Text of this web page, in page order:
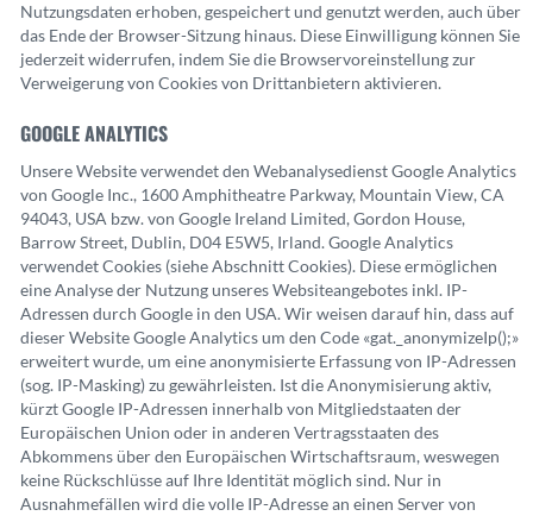
Nutzungsdaten erhoben, gespeichert und genutzt werden, auch über
das Ende der Browser-Sitzung hinaus. Diese Einwilligung können Sie
jederzeit widerrufen, indem Sie die Browservoreinstellung zur
Verweigerung von Cookies von Drittanbietern aktivieren.
GOOGLE ANALYTICS
Unsere Website verwendet den Webanalysedienst Google Analytics
von Google Inc., 1600 Amphitheatre Parkway, Mountain View, CA
94043, USA bzw. von Google Ireland Limited, Gordon House,
Barrow Street, Dublin, D04 E5W5, Irland. Google Analytics
verwendet Cookies (siehe Abschnitt Cookies). Diese ermöglichen
eine Analyse der Nutzung unseres Websiteangebotes inkl. IP-
Adressen durch Google in den USA. Wir weisen darauf hin, dass auf
dieser Website Google Analytics um den Code «gat._anonymizeIp();»
erweitert wurde, um eine anonymisierte Erfassung von IP-Adressen
(sog. IP-Masking) zu gewährleisten. Ist die Anonymisierung aktiv,
kürzt Google IP-Adressen innerhalb von Mitgliedstaaten der
Europäischen Union oder in anderen Vertragsstaaten des
Abkommens über den Europäischen Wirtschaftsraum, weswegen
keine Rückschlüsse auf Ihre Identität möglich sind. Nur in
Ausnahmefällen wird die volle IP-Adresse an einen Server von